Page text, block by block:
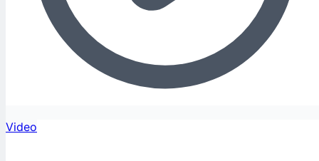
Video